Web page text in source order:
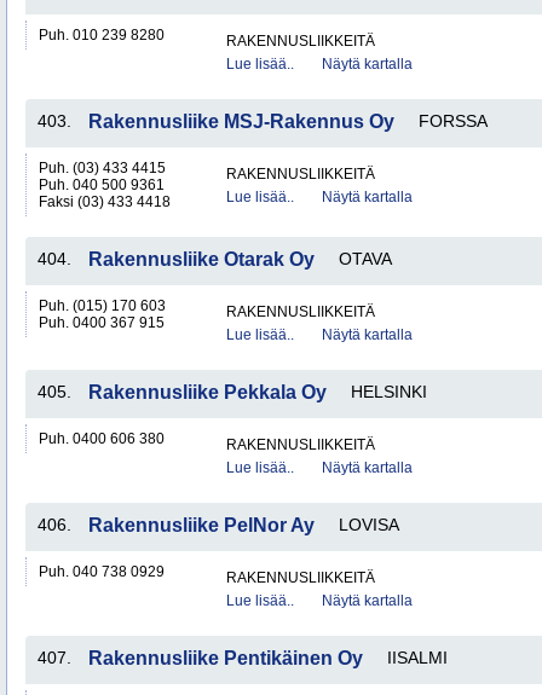
Puh. 010 239 8280
RAKENNUSLIIKKEITÄ
Lue lisää..
Näytä kartalla
403. Rakennusliike MSJ-Rakennus Oy FORSSA
Puh. (03) 433 4415
Puh. 040 500 9361
Faksi (03) 433 4418
RAKENNUSLIIKKEITÄ
Lue lisää..
Näytä kartalla
404. Rakennusliike Otarak Oy OTAVA
Puh. (015) 170 603
Puh. 0400 367 915
RAKENNUSLIIKKEITÄ
Lue lisää..
Näytä kartalla
405. Rakennusliike Pekkala Oy HELSINKI
Puh. 0400 606 380
RAKENNUSLIIKKEITÄ
Lue lisää..
Näytä kartalla
406. Rakennusliike PelNor Ay LOVISA
Puh. 040 738 0929
RAKENNUSLIIKKEITÄ
Lue lisää..
Näytä kartalla
407. Rakennusliike Pentikäinen Oy IISALMI